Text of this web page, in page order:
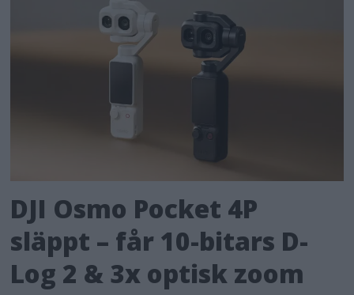
DJI Osmo Pocket 4P
släppt – får 10-bitars D-
Log 2 & 3x optisk zoom